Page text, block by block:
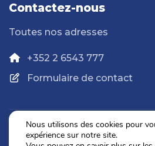
Contactez-nous
Toutes nos adresses
+352 2 6543 777
Formulaire de contact
Politique de
Nous utilisons des cookies pour
expérience sur notre site.